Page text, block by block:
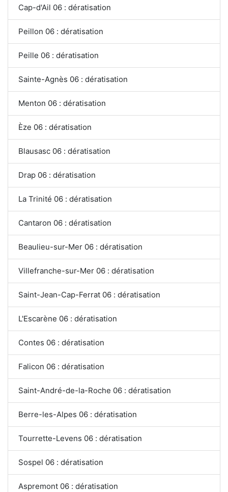
Cap-d'Ail 06 : dératisation
Peillon 06 : dératisation
Peille 06 : dératisation
Sainte-Agnès 06 : dératisation
Menton 06 : dératisation
Èze 06 : dératisation
Blausasc 06 : dératisation
Drap 06 : dératisation
La Trinité 06 : dératisation
Cantaron 06 : dératisation
Beaulieu-sur-Mer 06 : dératisation
Villefranche-sur-Mer 06 : dératisation
Saint-Jean-Cap-Ferrat 06 : dératisation
L'Escarène 06 : dératisation
Contes 06 : dératisation
Falicon 06 : dératisation
Saint-André-de-la-Roche 06 : dératisation
Berre-les-Alpes 06 : dératisation
Tourrette-Levens 06 : dératisation
Sospel 06 : dératisation
Aspremont 06 : dératisation